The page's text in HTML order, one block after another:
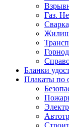
Газ.
Бланки
Плакаты по